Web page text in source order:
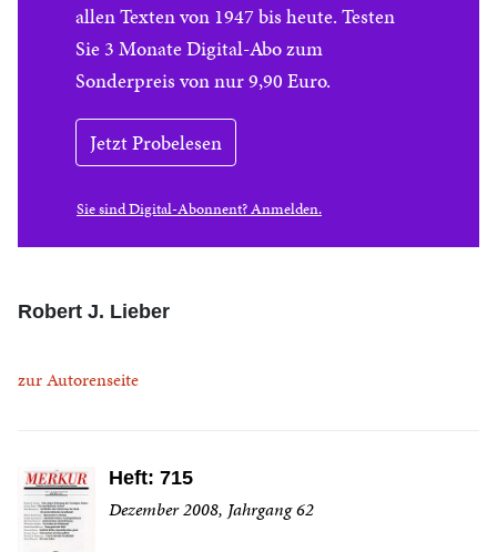
allen Texten von 1947 bis heute. Testen
Sie 3 Monate Digital-Abo zum
Sonderpreis von nur 9,90 Euro.
Jetzt Probelesen
Sie sind Digital-Abonnent? Anmelden.
Robert J. Lieber
zur Autorenseite
Heft: 715
Dezember 2008, Jahrgang 62